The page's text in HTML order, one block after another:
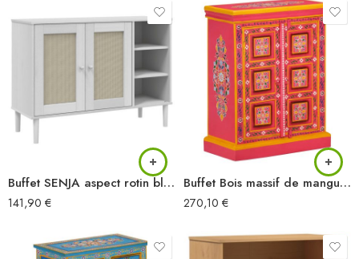
Buffet SENJA aspect rotin blanc 112x40x80cm bois massif de pin
141,90 €
Buffet Bois massif de manguier Peinture rose à la main
270,10 €